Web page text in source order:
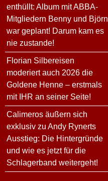
enthüllt: Album mit ABBA-
Mitgliedern Benny und Björn
war geplant! Darum kam es
nie zustande!
Florian Silbereisen
moderiert auch 2026 die
Goldene Henne – erstmals
mit IHR an seiner Seite!
Calimeros äußern sich
exklusiv zu Andy Rynerts
Ausstieg: Die Hintergründe
und wie es jetzt für die
Schlagerband weitergeht!